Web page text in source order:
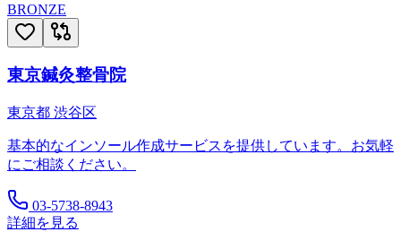
BRONZE
東京鍼灸整骨院
東京都 渋谷区
基本的なインソール作成サービスを提供しています。お気軽
にご相談ください。
03-5738-8943
詳細を見る